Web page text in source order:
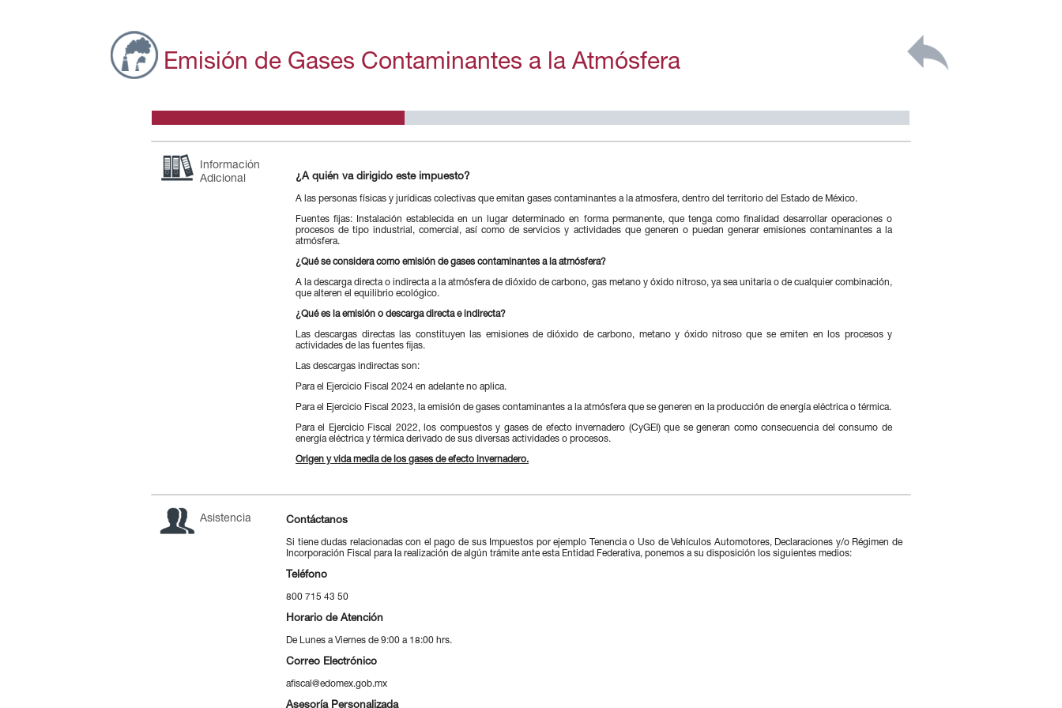
Emisión de Gases Contaminantes a la Atmósfera
Información
Adicional
¿A quién va dirigido este impuesto?
A las personas físicas y jurídicas colectivas que emitan gases contaminantes a la atmosfera, dentro del territorio del Estado de México.
Fuentes fijas: Instalación establecida en un lugar determinado en forma permanente, que tenga como finalidad desarrollar operaciones o
procesos de tipo industrial, comercial, así como de servicios y actividades que generen o puedan generar emisiones contaminantes a la
atmósfera.
¿Qué se considera como emisión de gases contaminantes a la atmósfera?
A la descarga directa o indirecta a la atmósfera de dióxido de carbono, gas metano y óxido nitroso, ya sea unitaria o de cualquier combinación,
que alteren el equilibrio ecológico.
¿Qué es la emisión o descarga directa e indirecta?
Las descargas directas las constituyen las emisiones de dióxido de carbono, metano y óxido nitroso que se emiten en los procesos y
actividades de las fuentes fijas.
Las descargas indirectas son:
Para el Ejercicio Fiscal 2024 en adelante no aplica.
Para el Ejercicio Fiscal 2023, la emisión de gases contaminantes a la atmósfera que se generen en la producción de energía eléctrica o térmica.
Para el Ejercicio Fiscal 2022, los compuestos y gases de efecto invernadero (CyGEI) que se generan como consecuencia del consumo de
energía eléctrica y térmica derivado de sus diversas actividades o procesos.
Origen y vida media de los gases de efecto invernadero.
Asistencia Contáctanos
Si tiene dudas relacionadas con el pago de sus Impuestos por ejemplo Tenencia o Uso de Vehículos Automotores, Declaraciones y/o Régimen de
Incorporación Fiscal para la realización de algún trámite ante esta Entidad Federativa, ponemos a su disposición los siguientes medios:
Teléfono
800 715 43 50
Horario de Atención
De Lunes a Viernes de 9:00 a 18:00 hrs.
Correo Electrónico
afiscal@edomex.gob.mx
Asesoría Personalizada